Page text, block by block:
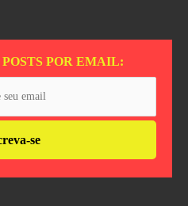
POR EMAIL: